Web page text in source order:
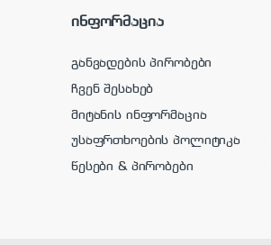
ინფორმაცია
განვადების პირობები
ჩვენ შესახებ
მიტანის ინფორმაცია
უსაფრთხოების პოლიტიკა
წესები & პირობები